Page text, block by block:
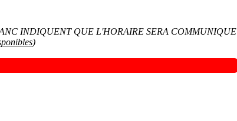
INDIQUENT QUE L'HORAIRE SERA COMMUNIQUE
)